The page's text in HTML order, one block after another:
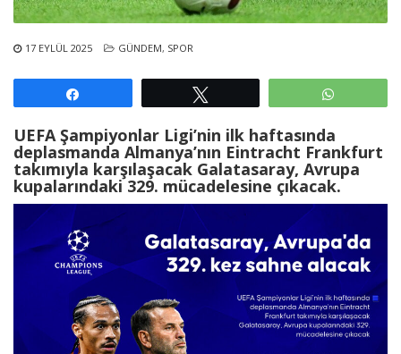
17 EYLÜL 2025 GÜNDEM, SPOR
UEFA Şampiyonlar Ligi’nin ilk haftasında
deplasmanda Almanya’nın Eintracht Frankfurt
takımıyla karşılaşacak Galatasaray, Avrupa
kupalarındaki 329. mücadelesine çıkacak.